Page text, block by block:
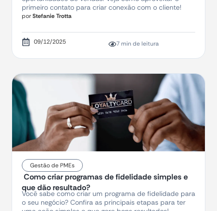
primeiro contato para criar conexão com o cliente!
porStefanie Trotta
09/12/2025 7 min de leitura
Gestão de PMEs
Como criar programas de fidelidade simples e
que dão resultado?
Você sabe como criar um programa de fidelidade para
o seu negócio? Confira as principais etapas para ter